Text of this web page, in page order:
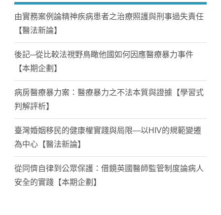
由實務案例論精神疾病患者之治療照護與刑事過失責任
【醫法新論】
後記─從比較法視野鳥瞰他國如何因應醫療暴力事件
【本期企劃】
病房醫療暴力案：醫療暴力之不法本質與證據【學習式
判解評析】
臺灣婚姻移民的健康權實踐與局限—以HIV的規範變遷
為中心【醫法新論】
從同儕自律到公眾保護：借鏡英國醫師監管制度論病人
安全的實踐【本期企劃】